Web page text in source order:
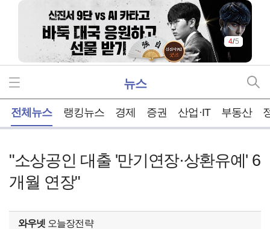
5/5
뉴스
전체뉴스 랭킹뉴스 경제 증권 산업·IT 부동산
"소상공인 대출 '만기연장·상환유예' 6
개월 연장"
와우넷 오늘장전략